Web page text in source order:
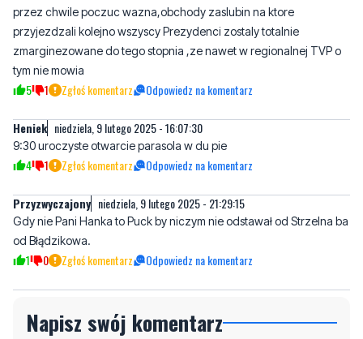
przez chwile poczuc wazna,obchody zaslubin na ktore
przyjezdzali kolejno wszyscy Prezydenci zostaly totalnie
zmarginezowane do tego stopnia ,ze nawet w regionalnej TVP o
tym nie mowia
5 1 Zgłoś komentarz Odpowiedz na komentarz
Heniek niedziela, 9 lutego 2025 - 16:07:30
9:30 uroczyste otwarcie parasola w du pie
4 1 Zgłoś komentarz Odpowiedz na komentarz
Przyzwyczajony niedziela, 9 lutego 2025 - 21:29:15
Gdy nie Pani Hanka to Puck by niczym nie odstawał od Strzelna ba
od Błądzikowa.
1 0 Zgłoś komentarz Odpowiedz na komentarz
Napisz swój komentarz